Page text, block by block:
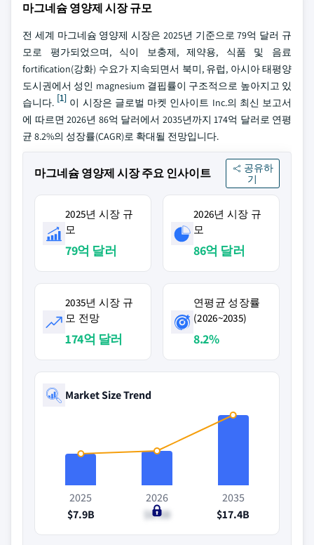
마그네슘 영양제 시장 규모
전 세계 마그네슘 영양제 시장은 2025년 기준으로 79억 달러 규
모로 평가되었으며, 식이 보충제, 제약용, 식품 및 음료
fortification(강화) 수요가 지속되면서 북미, 유럽, 아시아 태평양
도시권에서 성인 magnesium 결핍률이 구조적으로 높아지고 있
습니다. [1] 이 시장은 글로벌 마켓 인사이트 Inc.의 최신 보고서
에 따르면 2026년 86억 달러에서 2035년까지 174억 달러로 연평
균 8.2%의 성장률(CAGR)로 확대될 전망입니다.
마그네슘 영양제 시장 주요 인사이트
공유하
기
2025년 시장 규
모
79억 달러
2026년 시장 규
모
86억 달러
2035년 시장 규
모 전망
174억 달러
연평균 성장률
(2026~2035)
8.2%
Market Size Trend
2025
$7.9B
2026
$8.6B
2035
$17.4B